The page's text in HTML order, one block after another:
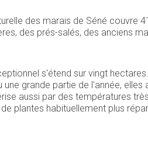
des marais de Séné couvre
des prés-salés, des anciens
s'étend sur vingt
grande partie de l'année,
aussi par des températures
plantes habituellement plus